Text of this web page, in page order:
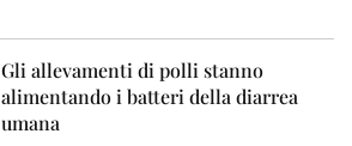
Gli allevamenti di polli stanno
alimentando i batteri della diarrea
umana